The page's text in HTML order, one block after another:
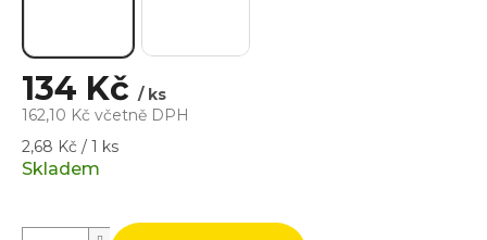
134 Kč / ks
162,10 Kč včetně DPH
Měrná
cena:
2,68 Kč / 1 ks
Skladem